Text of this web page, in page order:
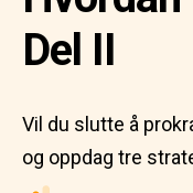
Del II
Vil du slutte å
og oppdag tre